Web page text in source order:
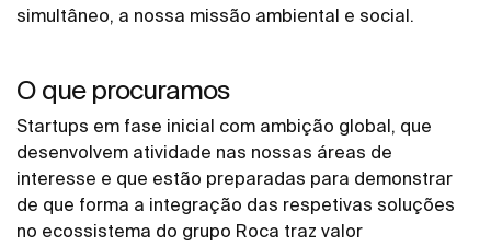
simultâneo, a nossa missão ambiental e social.
O que procuramos
Startups em fase inicial com ambição global, que
desenvolvem atividade nas nossas áreas de
interesse e que estão preparadas para demonstrar
de que forma a integração das respetivas soluções
no ecossistema do grupo Roca traz valor